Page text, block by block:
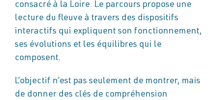
consacré à la Loire. Le parcours propose une
lecture du fleuve à travers des dispositifs
interactifs qui expliquent son fonctionnement,
ses évolutions et les équilibres qui le
composent.
L’objectif n’est pas seulement de montrer, mais
de donner des clés de compréhension